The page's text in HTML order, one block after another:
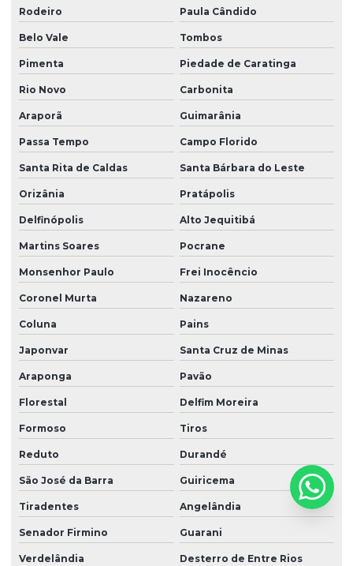
Rodeiro Paula Cândido
Belo Vale Tombos
Pimenta Piedade de Caratinga
Rio Novo Carbonita
Araporã Guimarânia
Passa Tempo Campo Florido
Santa Rita de Caldas Santa Bárbara do Leste
Orizânia Pratápolis
Delfinópolis Alto Jequitibá
Martins Soares Pocrane
Monsenhor Paulo Frei Inocêncio
Coronel Murta Nazareno
Coluna Pains
Japonvar Santa Cruz de Minas
Araponga Pavão
Florestal Delfim Moreira
Formoso Tiros
Reduto Durandé
São José da Barra Guiricema
Tiradentes Angelândia
Senador Firmino Guarani
Verdelândia Desterro de Entre Rios